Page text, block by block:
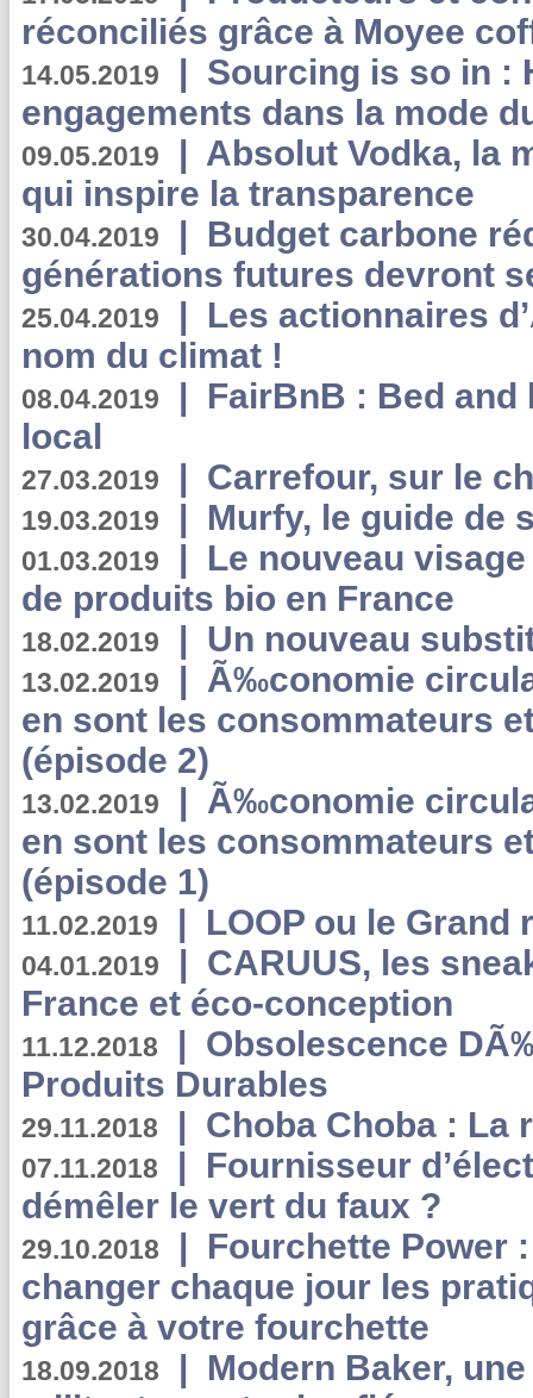
réconciliés grâce à Moyee
14.05.2019 | Sourcing is so in :
engagements dans la mode
09.05.2019 | Absolut Vodka, la
qui inspire la transparence
30.04.2019 | Budget carbone
générations futures devront
25.04.2019 | Les actionnaires
nom du climat !
08.04.2019 | FairBnB : Bed
local
27.03.2019 | Carrefour, sur le
19.03.2019 | Murfy, le guide de
01.03.2019 | Le nouveau
de produits bio en France
18.02.2019 | Un nouveau
13.02.2019 | Ã‰conomie
en sont les consommateurs
(épisode 2)
13.02.2019 | Ã‰conomie
en sont les consommateurs
(épisode 1)
11.02.2019 | LOOP ou le Grand
04.01.2019 | CARUUS, les
France et éco-conception
11.12.2018 | Obsolescence
Produits Durables
29.11.2018 | Choba Choba : La
07.11.2018 | Fournisseur
démêler le vert du faux ?
29.10.2018 | Fourchette Power
changer chaque jour les
grâce à votre fourchette
18.09.2018 | Modern Baker,